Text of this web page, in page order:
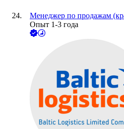
Менеджер по продажам
Опыт 1-3 года